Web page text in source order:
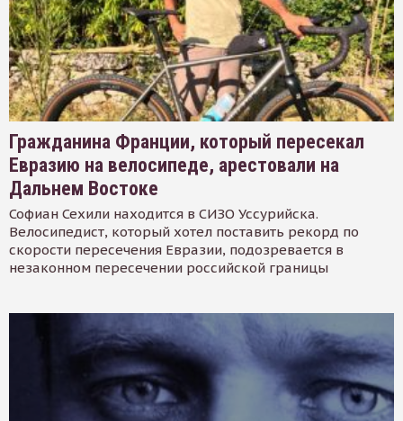
Гражданина Франции, который пересекал
Евразию на велосипеде, арестовали на
Дальнем Востоке
Софиан Сехили находится в СИЗО Уссурийска.
Велосипедист, который хотел поставить рекорд по
скорости пересечения Евразии, подозревается в
незаконном пересечении российской границы